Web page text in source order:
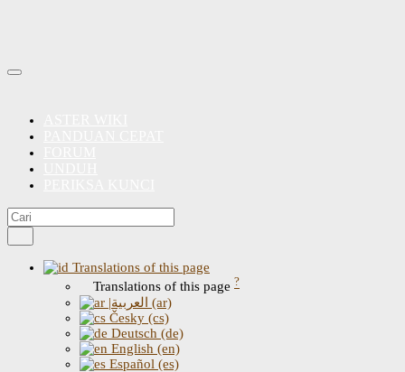
Translations of this page
Translations of this page ?
|العربية (ar)
Česky (cs)
Deutsch (de)
English (en)
Español (es)